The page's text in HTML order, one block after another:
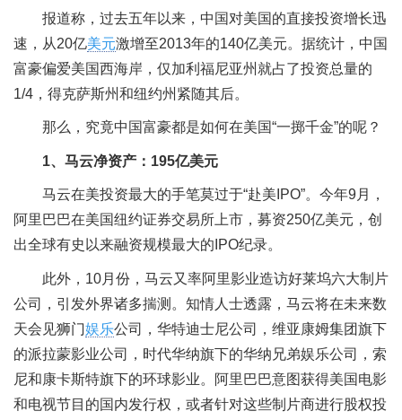
报道称，过去五年以来，中国对美国的直接投资增长迅
速，从20亿美元激增至2013年的140亿美元。据统计，中国
富豪偏爱美国西海岸，仅加利福尼亚州就占了投资总量的
1/4，得克萨斯州和纽约州紧随其后。
那么，究竟中国富豪都是如何在美国“一掷千金”的呢？
1、马云净资产：195亿美元
马云在美投资最大的手笔莫过于“赴美IPO”。今年9月，
阿里巴巴在美国纽约证券交易所上市，募资250亿美元，创
出全球有史以来融资规模最大的IPO纪录。
此外，10月份，马云又率阿里影业造访好莱坞六大制片
公司，引发外界诸多揣测。知情人士透露，马云将在未来数
天会见狮门娱乐公司，华特迪士尼公司，维亚康姆集团旗下
的派拉蒙影业公司，时代华纳旗下的华纳兄弟娱乐公司，索
尼和康卡斯特旗下的环球影业。阿里巴巴意图获得美国电影
和电视节目的国内发行权，或者针对这些制片商进行股权投